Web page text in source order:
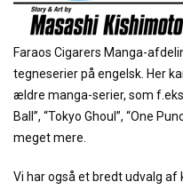
Faraos Cigarers Manga-
tegneserier på engelsk. Her
ældre manga-serier, som f.eks.
Ball”, “Tokyo Ghoul”, “One
meget mere.
Vi har også et bredt udvalg af